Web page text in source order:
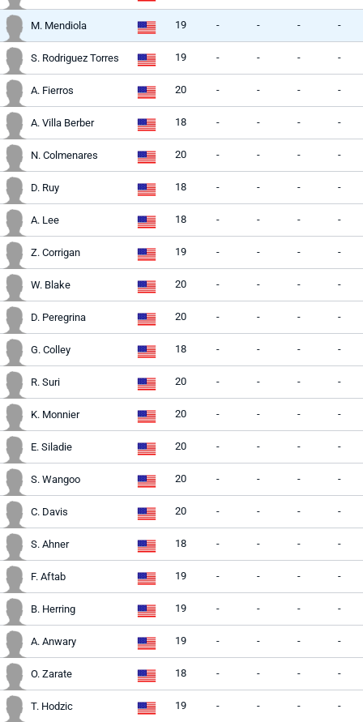
M. Mendiola 19 - - - -
S. Rodriguez Torres 19 - - - -
A. Fierros 20 - - - -
A. Villa Berber 18 - - - -
N. Colmenares 20 - - - -
D. Ruy 18 - - - -
A. Lee 18 - - - -
Z. Corrigan 19 - - - -
W. Blake 20 - - - -
D. Peregrina 20 - - - -
G. Colley 18 - - - -
R. Suri 20 - - - -
K. Monnier 20 - - - -
E. Siladie 20 - - - -
S. Wangoo 20 - - - -
C. Davis 20 - - - -
S. Ahner 18 - - - -
F. Aftab 19 - - - -
B. Herring 19 - - - -
A. Anwary 19 - - - -
O. Zarate 18 - - - -
T. Hodzic 19 - - - -